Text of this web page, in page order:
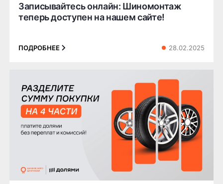
Записывайтесь онлайн: Шиномонтаж
теперь доступен на нашем сайте!
ПОДРОБНЕЕ 28.02.2025